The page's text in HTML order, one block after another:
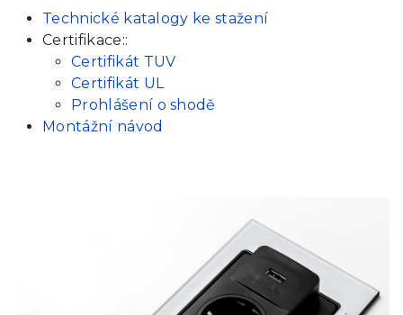
Technické katalogy ke stažení
Certifikace::
Certifikát TUV
Certifikát UL
Prohlášení o shodě
Montážní návod